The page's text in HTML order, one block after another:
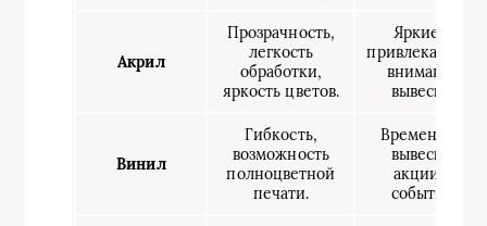
Акрил
Прозрачность,
легкость
обработки,
яркость цветов.
Яркие и
привлекающие
внимание
вывески.
Винил
Гибкость,
возможность
полноцветной
печати.
Временные
вывески,
акции и
события.